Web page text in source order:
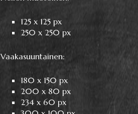
125 x 125 px
250 x 250 px
Vaakasuuntainen:
180 x 150 px
200 x 80 px
234 x 60 px